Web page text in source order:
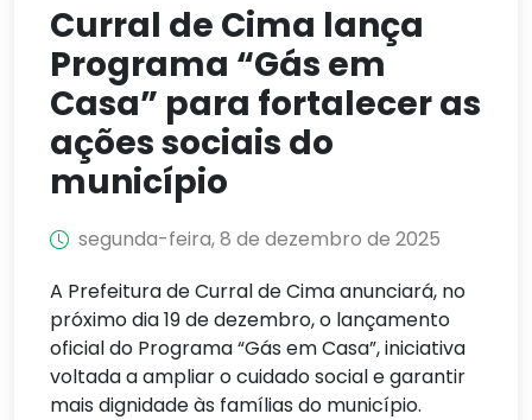
Curral de Cima lança
Programa “Gás em
Casa” para fortalecer as
ações sociais do
município
segunda-feira, 8 de dezembro de 2025
A Prefeitura de Curral de Cima anunciará, no
próximo dia 19 de dezembro, o lançamento
oficial do Programa “Gás em Casa”, iniciativa
voltada a ampliar o cuidado social e garantir
mais dignidade às famílias do município.